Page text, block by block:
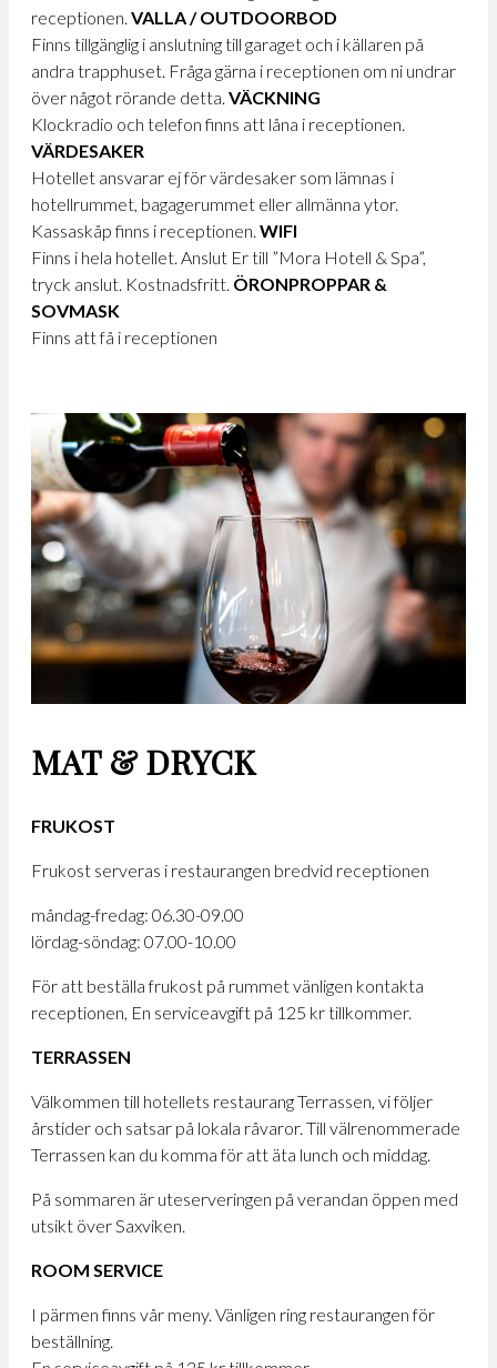
receptionen. VALLA / OUTDOORBOD
Finns tillgänglig i anslutning till garaget och i källaren på
andra trapphuset. Fråga gärna i receptionen om ni undrar
över något rörande detta. VÄCKNING
Klockradio och telefon finns att låna i receptionen.
VÄRDESAKER
Hotellet ansvarar ej för värdesaker som lämnas i
hotellrummet, bagagerummet eller allmänna ytor.
Kassaskåp finns i receptionen. WIFI
Finns i hela hotellet. Anslut Er till ”Mora Hotell & Spa”,
tryck anslut. Kostnadsfritt. ÖRONPROPPAR &
SOVMASK
Finns att få i receptionen
MAT & DRYCK
FRUKOST
Frukost serveras i restaurangen bredvid receptionen
måndag-fredag: 06.30-09.00
lördag-söndag: 07.00-10.00
För att beställa frukost på rummet vänligen kontakta
receptionen, En serviceavgift på 125 kr tillkommer.
TERRASSEN
Välkommen till hotellets restaurang Terrassen, vi följer
årstider och satsar på lokala råvaror. Till välrenommerade
Terrassen kan du komma för att äta lunch och middag.
På sommaren är uteserveringen på verandan öppen med
utsikt över Saxviken.
ROOM SERVICE
I pärmen finns vår meny. Vänligen ring restaurangen för
beställning.